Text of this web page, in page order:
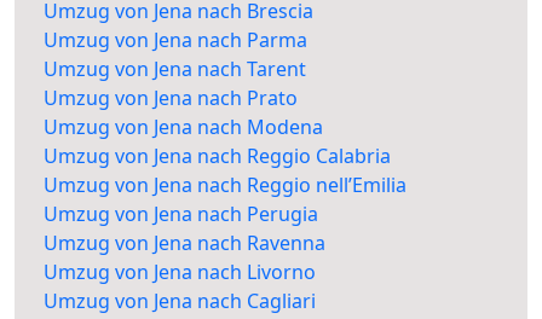
Umzug von Jena nach Brescia
Umzug von Jena nach Parma
Umzug von Jena nach Tarent
Umzug von Jena nach Prato
Umzug von Jena nach Modena
Umzug von Jena nach Reggio Calabria
Umzug von Jena nach Reggio nell’Emilia
Umzug von Jena nach Perugia
Umzug von Jena nach Ravenna
Umzug von Jena nach Livorno
Umzug von Jena nach Cagliari